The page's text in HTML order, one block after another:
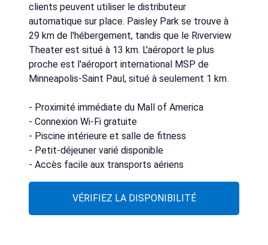
clients peuvent utiliser le distributeur
automatique sur place. Paisley Park se trouve à
29 km de l'hébergement, tandis que le Riverview
Theater est situé à 13 km. L'aéroport le plus
proche est l'aéroport international MSP de
Minneapolis-Saint Paul, situé à seulement 1 km.
- Proximité immédiate du Mall of America
- Connexion Wi-Fi gratuite
- Piscine intérieure et salle de fitness
- Petit-déjeuner varié disponible
- Accès facile aux transports aériens
VÉRIFIEZ LA DISPONIBILITÉ